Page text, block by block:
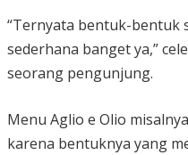
“Ternyata bentuk-bentuk
sederhana banget ya,”
seorang pengunjung.
Menu Aglio e Olio
karena bentuknya yang